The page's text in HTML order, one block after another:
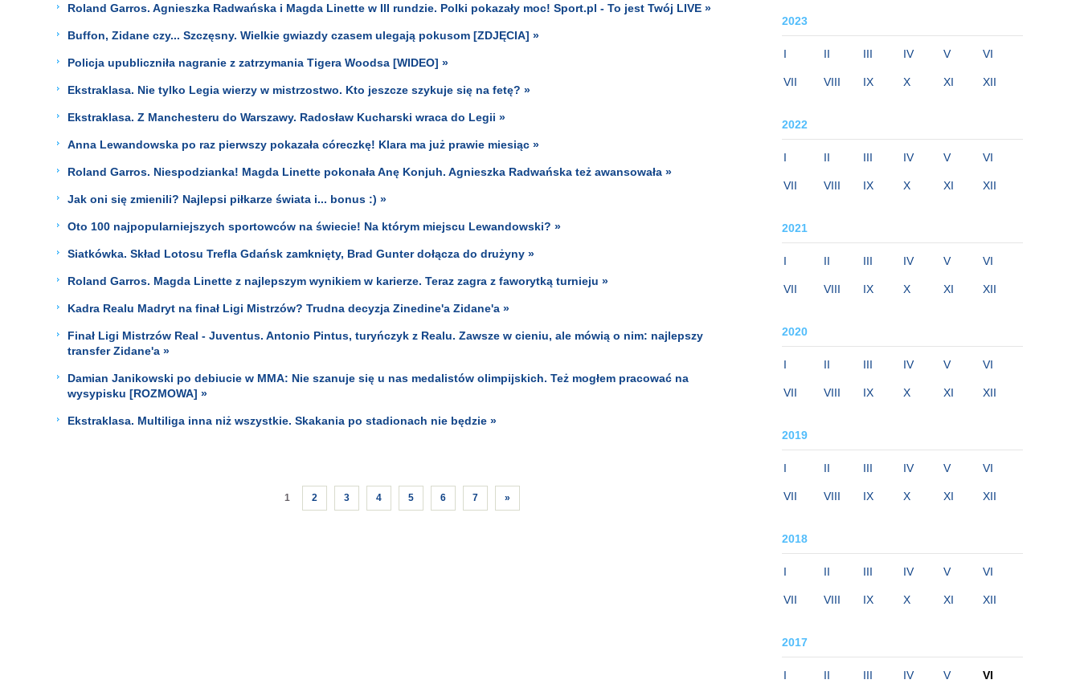
2023
I II III IV V VI
VII VIII IX X XI XII
2022
I II III IV V VI
VII VIII IX X XI XII
2021
I II III IV V VI
VII VIII IX X XI XII
2020
I II III IV V VI
VII VIII IX X XI XII
2019
I II III IV V VI
VII VIII IX X XI XII
2018
I II III IV V VI
VII VIII IX X XI XII
2017
I II III IV V VI
Roland Garros. Agnieszka Radwańska i Magda Linette w III rundzie. Polki pokazały moc! Sport.pl - To jest Twój LIVE »
Buffon, Zidane czy... Szczęsny. Wielkie gwiazdy czasem ulegają pokusom [ZDJĘCIA] »
Policja upubliczniła nagranie z zatrzymania Tigera Woodsa [WIDEO] »
Ekstraklasa. Nie tylko Legia wierzy w mistrzostwo. Kto jeszcze szykuje się na fetę? »
Ekstraklasa. Z Manchesteru do Warszawy. Radosław Kucharski wraca do Legii »
Anna Lewandowska po raz pierwszy pokazała córeczkę! Klara ma już prawie miesiąc »
Roland Garros. Niespodzianka! Magda Linette pokonała Anę Konjuh. Agnieszka Radwańska też awansowała »
Jak oni się zmienili? Najlepsi piłkarze świata i... bonus :) »
Oto 100 najpopularniejszych sportowców na świecie! Na którym miejscu Lewandowski? »
Siatkówka. Skład Lotosu Trefla Gdańsk zamknięty, Brad Gunter dołącza do drużyny »
Roland Garros. Magda Linette z najlepszym wynikiem w karierze. Teraz zagra z faworytką turnieju »
Kadra Realu Madryt na finał Ligi Mistrzów? Trudna decyzja Zinedine'a Zidane'a »
Finał Ligi Mistrzów Real - Juventus. Antonio Pintus, turyńczyk z Realu. Zawsze w cieniu, ale mówią o nim: najlepszy
transfer Zidane'a »
Damian Janikowski po debiucie w MMA: Nie szanuje się u nas medalistów olimpijskich. Też mogłem pracować na
wysypisku [ROZMOWA] »
Ekstraklasa. Multiliga inna niż wszystkie. Skakania po stadionach nie będzie »
1 2 3 4 5 6 7 »